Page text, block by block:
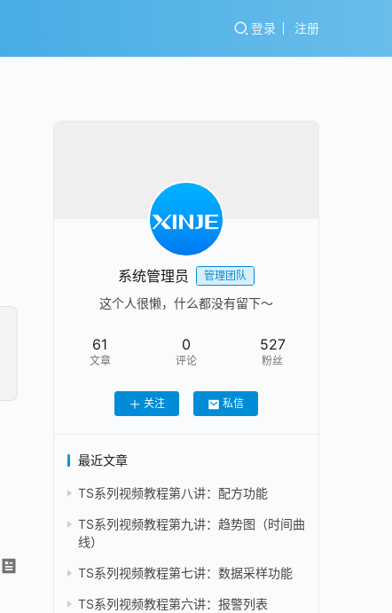
登录 注册
系统管理员 管理团队
这个人很懒，什么都没有留下～
61
文章
0
评论
527
粉丝
关注 私信
最近文章
TS系列视频教程第八讲：配方功能
TS系列视频教程第九讲：趋势图（时间曲
线）
TS系列视频教程第七讲：数据采样功能
TS系列视频教程第六讲：报警列表